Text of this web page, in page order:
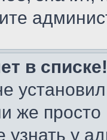
в списке!
же
узнать у